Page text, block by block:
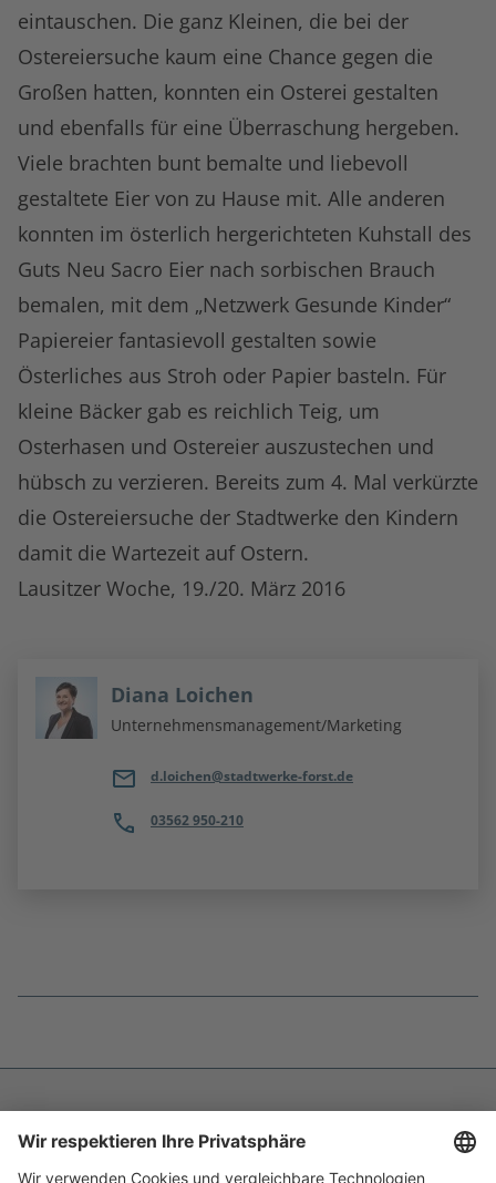
eintauschen. Die ganz Kleinen, die bei der
Ostereiersuche kaum eine Chance gegen die
Großen hatten, konnten ein Osterei gestalten
und ebenfalls für eine Überraschung hergeben.
Viele brachten bunt bemalte und liebevoll
gestaltete Eier von zu Hause mit. Alle anderen
konnten im österlich hergerichteten Kuhstall des
Guts Neu Sacro Eier nach sorbischen Brauch
bemalen, mit dem „Netzwerk Gesunde Kinder“
Papiereier fantasievoll gestalten sowie
Österliches aus Stroh oder Papier basteln. Für
kleine Bäcker gab es reichlich Teig, um
Osterhasen und Ostereier auszustechen und
hübsch zu verzieren. Bereits zum 4. Mal verkürzte
die Ostereiersuche der Stadtwerke den Kindern
damit die Wartezeit auf Ostern.
Lausitzer Woche, 19./20. März 2016
Diana Loichen
Unternehmensmanagement/Marketing
d.loichen@stadtwerke-forst.de
03562 950-210
Datenschutz